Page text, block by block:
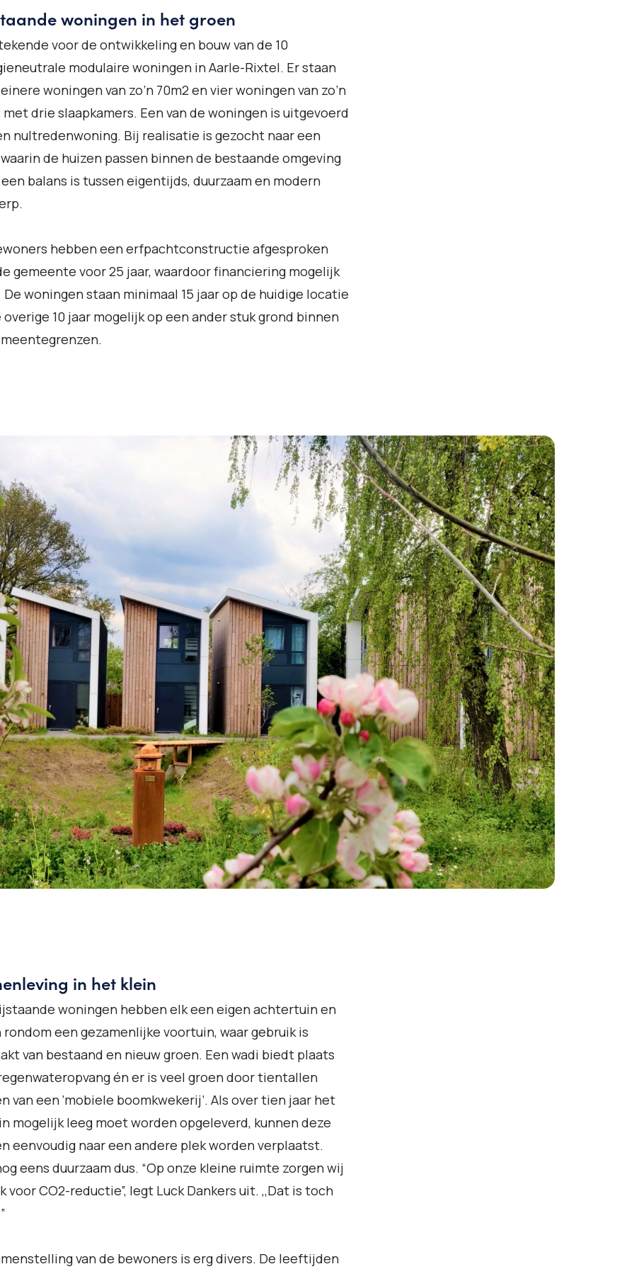
woningen in het groen
voor de ontwikkeling en bouw van de 10
modulaire woningen in Aarle-Rixtel. Er staan
woningen van zo’n 70m2 en vier woningen van zo’n
met drie slaapkamers. Een van de woningen is uitgevoerd
nultredenwoning. Bij realisatie is gezocht naar een
de huizen passen binnen de bestaande omgeving
balans is tussen eigentijds, duurzaam en modern
hebben een erfpachtconstructie afgesproken
gemeente voor 25 jaar, waardoor financiering mogelijk
De woningen staan minimaal 15 jaar op de huidige locatie
overige 10 jaar mogelijk op een ander stuk grond binnen
in het klein
woningen hebben elk een eigen achtertuin en
rondom een gezamenlijke voortuin, waar gebruik is
van bestaand en nieuw groen. Een wadi biedt plaats
én er is veel groen door tientallen
van een ‘mobiele boomkwekerij’. Als over tien jaar het
mogelijk leeg moet worden opgeleverd, kunnen deze
eenvoudig naar een andere plek worden verplaatst.
eens duurzaam dus. “Op onze kleine ruimte zorgen wij
voor CO2-reductie”, legt Luck Dankers uit. ,,Dat is toch
van de bewoners is erg divers. De leeftijden